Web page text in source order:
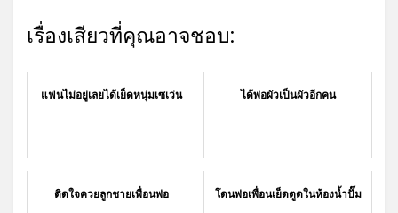
เรื่องเสียวที่คุณอาจชอบ:
แฟนไม่อยู่เลยได้เย็ดหนุ่มเซเว่น ได้พ่อผัวเป็นผัวอีกคน
ติดใจควยลูกชายเพื่อนพ่อ โดนพ่อเพื่อนเย็ดตูดในห้องน้ำปั๊ม